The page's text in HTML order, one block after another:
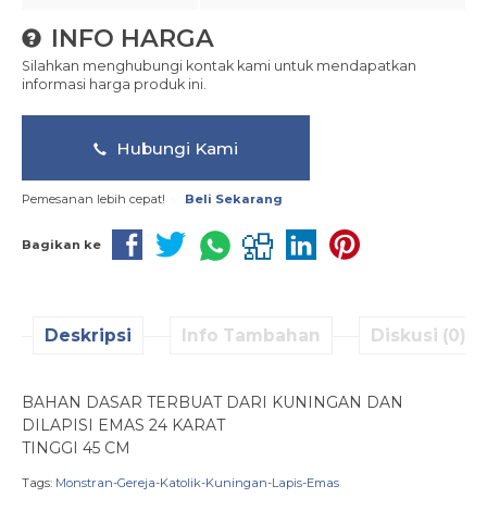
INFO HARGA
Silahkan menghubungi kontak kami untuk mendapatkan
informasi harga produk ini.
Hubungi Kami
Pemesanan lebih cepat! Beli Sekarang
Bagikan ke
Deskripsi Info Tambahan Diskusi (0)
BAHAN DASAR TERBUAT DARI KUNINGAN DAN
DILAPISI EMAS 24 KARAT
TINGGI 45 CM
Tags: Monstran-Gereja-Katolik-Kuningan-Lapis-Emas